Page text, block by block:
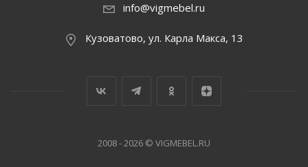
info@vigmebel.ru
Кузоватово, ул. Карла Макса, 13
2008 - 2026 © VIGMEBEL.RU